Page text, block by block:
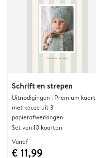
Schrift en strepen
Uitnodigingen | Premium kaart
met keuze uit 3
papierafwerkingen
Set van 10 kaarten
Vanaf
€ 11,99